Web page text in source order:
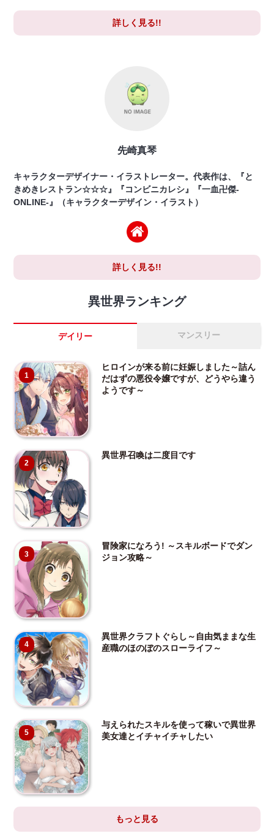
詳しく見る!!
先崎真琴
キャラクターデザイナー・イラストレーター。代表作は、『と
きめきレストラン☆☆☆』『コンビニカレシ』『一血卍傑-
ONLINE-』（キャラクターデザイン・イラスト）
詳しく見る!!
異世界ランキング
デイリー マンスリー
1
ヒロインが来る前に妊娠しました～詰ん
だはずの悪役令嬢ですが、どうやら違う
ようです～
2
異世界召喚は二度目です
3
冒険家になろう! ～スキルボードでダン
ジョン攻略～
4
異世界クラフトぐらし～自由気ままな生
産職のほのぼのスローライフ～
5
与えられたスキルを使って稼いで異世界
美女達とイチャイチャしたい
もっと見る